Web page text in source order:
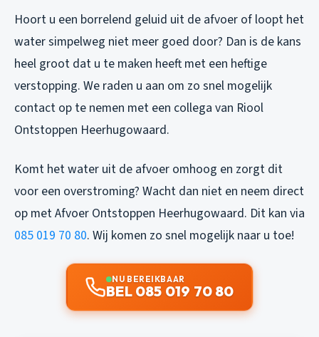
Hoort u een borrelend geluid uit de afvoer of loopt het
water simpelweg niet meer goed door? Dan is de kans
heel groot dat u te maken heeft met een heftige
verstopping. We raden u aan om zo snel mogelijk
contact op te nemen met een collega van Riool
Ontstoppen Heerhugowaard.
Komt het water uit de afvoer omhoog en zorgt dit
voor een overstroming? Wacht dan niet en neem direct
op met Afvoer Ontstoppen Heerhugowaard. Dit kan via
085 019 70 80. Wij komen zo snel mogelijk naar u toe!
NU BEREIKBAAR
BEL 085 019 70 80